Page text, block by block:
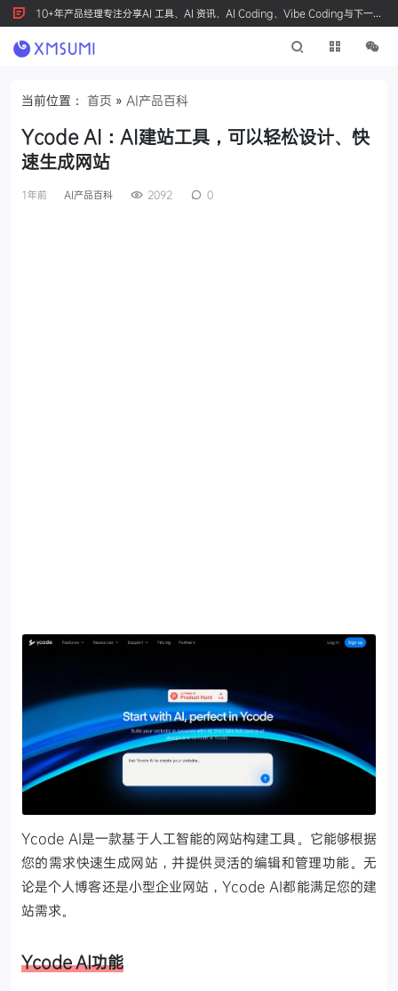
10+年产品经理专注分享AI 工具、AI 资讯、AI Coding、Vibe Coding与下一代
产品创新，按 Ctrl+D 收藏我们
当前位置： 首页 » AI产品百科
Ycode AI：AI建站工具，可以轻松设计、快
速生成网站
1年前 AI产品百科 2092 0
Ycode AI是一款基于人工智能的网站构建工具。它能够根据
您的需求快速生成网站，并提供灵活的编辑和管理功能。无
论是个人博客还是小型企业网站，Ycode AI都能满足您的建
站需求。
Ycode AI功能